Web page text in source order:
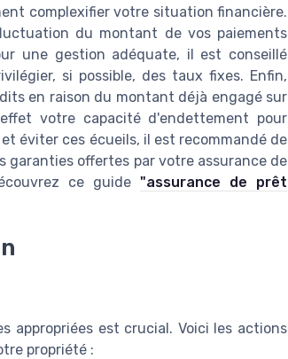
complexifier votre situation financière.
du montant de vos paiements
une gestion adéquate, il est conseillé
si possible, des taux fixes. Enfin,
en raison du montant déjà engagé sur
votre capacité d'endettement pour
éviter ces écueils, il est recommandé de
garanties offertes par votre assurance de
ce guide "assurance de prêt
appropriées est crucial. Voici les actions
propriété :